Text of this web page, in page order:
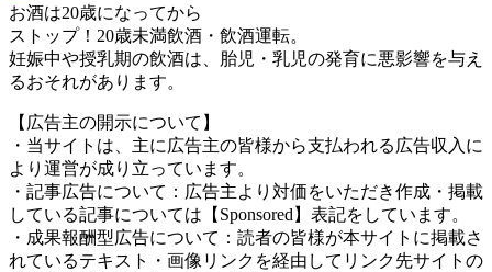
お酒は20歳になってから
ストップ！20歳未満飲酒・飲酒運転。
妊娠中や授乳期の飲酒は、胎児・乳児の発育に悪影響を与え
るおそれがあります。
【広告主の開示について】
・当サイトは、主に広告主の皆様から支払われる広告収入に
より運営が成り立っています。
・記事広告について：広告主より対価をいただき作成・掲載
している記事については【Sponsored】表記をしています。
・成果報酬型広告について：読者の皆様が本サイトに掲載さ
れているテキスト・画像リンクを経由してリンク先サイトの